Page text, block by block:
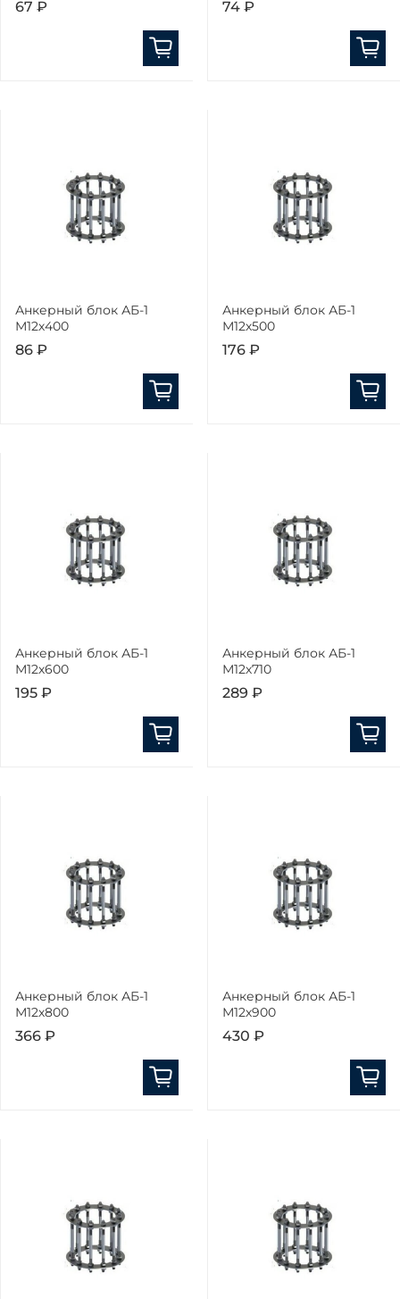
67 ₽ 74 ₽
Анкерный блок АБ-1
М12х400
86 ₽
Анкерный блок АБ-1
М12х500
176 ₽
Анкерный блок АБ-1
М12х600
195 ₽
Анкерный блок АБ-1
М12х710
289 ₽
Анкерный блок АБ-1
М12х800
366 ₽
Анкерный блок АБ-1
М12х900
430 ₽